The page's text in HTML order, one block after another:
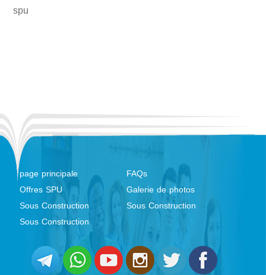
spu
page principale
FAQs
Offres SPU
Galerie de photos
Sous Construction
Sous Construction
Sous Construction